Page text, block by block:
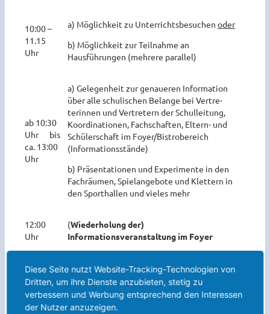
10:00 –
11.15
Uhr
a) Möglichkeit zu Unterrichtsbesuchen oder
b) Möglichkeit zur Teilnahme an
Hausführungen (mehrere parallel)
ab 10:30
Uhr bis
ca. 13:00
Uhr
a) Gelegenheit zur genaueren Information
über alle schulischen Belange bei Vertre-
terinnen und Vertretern der Schulleitung,
Koordinationen, Fachschaften, Eltern- und
Schülerschaft im Foyer/Bistrobereich
(Informationsstände)
b) Präsentationen und Experimente in den
Fachräumen, Spielangebote und Klettern in
den Sporthallen und vieles mehr
12:00
Uhr
(Wiederholung der)
Informationsveranstaltung im Foyer
Und damit es noch etwas entspannter wird:
Kleinkinderbetreuung:
Diese Seite nutzt Website-Tracking-Technologien von
Dritten, um ihre Dienste anzubieten, stetig zu
verbessern und Werbung entsprechend den Interessen
der Nutzer anzuzeigen.